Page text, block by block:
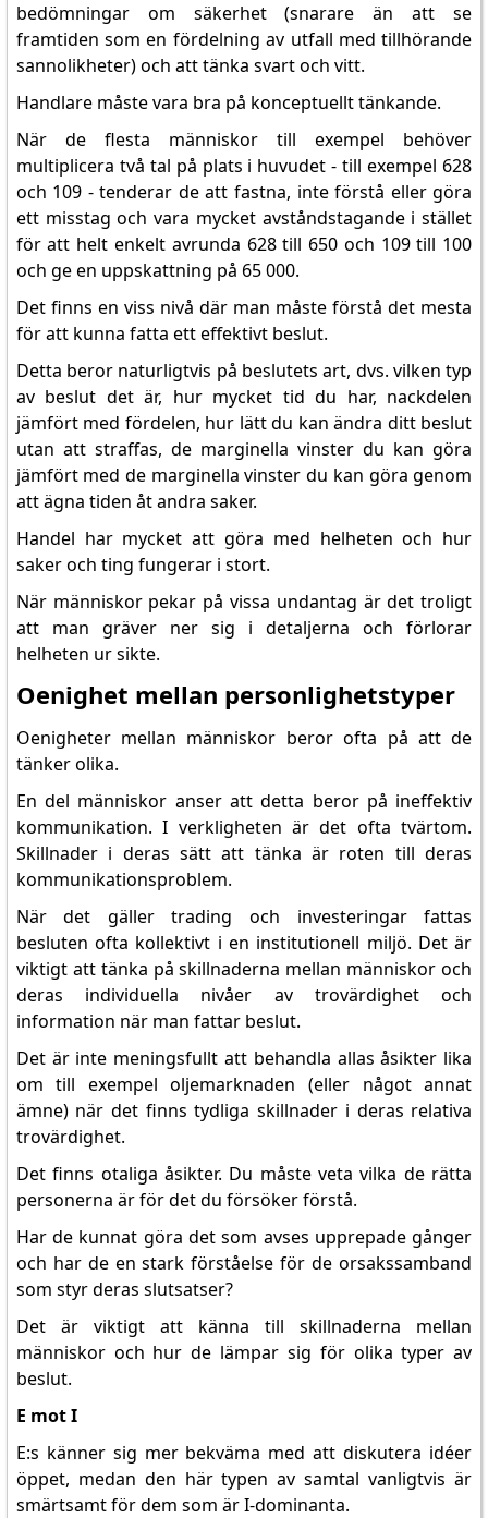
bedömningar om säkerhet (snarare än att se
framtiden som en fördelning av utfall med tillhörande
sannolikheter) och att tänka svart och vitt.
Handlare måste vara bra på konceptuellt tänkande.
När de flesta människor till exempel behöver
multiplicera två tal på plats i huvudet - till exempel 628
och 109 - tenderar de att fastna, inte förstå eller göra
ett misstag och vara mycket avståndstagande i stället
för att helt enkelt avrunda 628 till 650 och 109 till 100
och ge en uppskattning på 65 000.
Det finns en viss nivå där man måste förstå det mesta
för att kunna fatta ett effektivt beslut.
Detta beror naturligtvis på beslutets art, dvs. vilken typ
av beslut det är, hur mycket tid du har, nackdelen
jämfört med fördelen, hur lätt du kan ändra ditt beslut
utan att straffas, de marginella vinster du kan göra
jämfört med de marginella vinster du kan göra genom
att ägna tiden åt andra saker.
Handel har mycket att göra med helheten och hur
saker och ting fungerar i stort.
När människor pekar på vissa undantag är det troligt
att man gräver ner sig i detaljerna och förlorar
helheten ur sikte.
Oenighet mellan personlighetstyper
Oenigheter mellan människor beror ofta på att de
tänker olika.
En del människor anser att detta beror på ineffektiv
kommunikation. I verkligheten är det ofta tvärtom.
Skillnader i deras sätt att tänka är roten till deras
kommunikationsproblem.
När det gäller trading och investeringar fattas
besluten ofta kollektivt i en institutionell miljö. Det är
viktigt att tänka på skillnaderna mellan människor och
deras individuella nivåer av trovärdighet och
information när man fattar beslut.
Det är inte meningsfullt att behandla allas åsikter lika
om till exempel oljemarknaden (eller något annat
ämne) när det finns tydliga skillnader i deras relativa
trovärdighet.
Det finns otaliga åsikter. Du måste veta vilka de rätta
personerna är för det du försöker förstå.
Har de kunnat göra det som avses upprepade gånger
och har de en stark förståelse för de orsakssamband
som styr deras slutsatser?
Det är viktigt att känna till skillnaderna mellan
människor och hur de lämpar sig för olika typer av
beslut.
E mot I
E:s känner sig mer bekväma med att diskutera idéer
öppet, medan den här typen av samtal vanligtvis är
smärtsamt för dem som är I-dominanta.